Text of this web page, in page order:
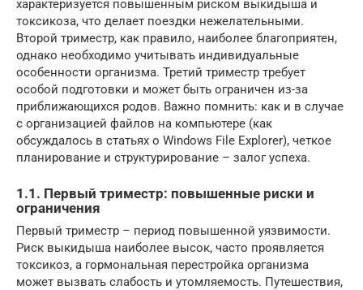
характеризуется повышенным риском выкидыша и
токсикоза, что делает поездки нежелательными.
Второй триместр, как правило, наиболее благоприятен,
однако необходимо учитывать индивидуальные
особенности организма. Третий триместр требует
особой подготовки и может быть ограничен из-за
приближающихся родов. Важно помнить: как и в случае
с организацией файлов на компьютере (как
обсуждалось в статьях о Windows File Explorer), четкое
планирование и структурирование – залог успеха.
1.1. Первый триместр: повышенные риски и
ограничения
Первый триместр – период повышенной уязвимости.
Риск выкидыша наиболее высок, часто проявляется
токсикоз, а гормональная перестройка организма
может вызвать слабость и утомляемость. Путешествия,